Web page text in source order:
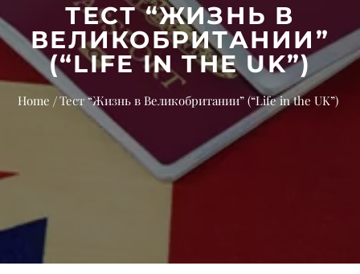
ТЕСТ “ЖИЗНЬ В
ВЕЛИКОБРИТАНИИ”
(“LIFE IN THE UK”)
Home Тест “Жизнь в Великобритании” (“Life in the UK”)